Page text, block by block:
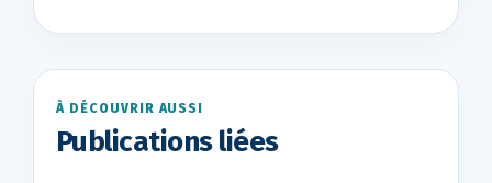
À DÉCOUVRIR AUSSI
Publications liées